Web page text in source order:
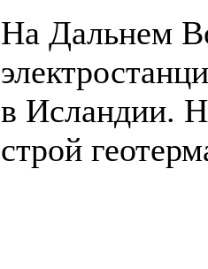
На Дальнем
в Исландии.
строй